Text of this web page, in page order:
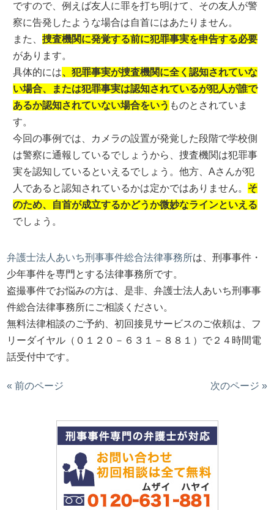
ですので、例えば友人に罪を打ち明けて、その友人が警
察に告発したような場合は自首にはあたりません。
また、捜査機関に発覚する前に犯罪事実を申告する必要
があります。
具体的には、犯罪事実が捜査機関に全く認知されていな
い場合、または犯罪事実は認知されているが犯人が誰で
あるか認知されていない場合をいう ものとされていま
す。
今回の事例では、カメラの設置が発覚した段階で学校側
は警察に通報しているでしょうから、捜査機関は犯罪事
実を認知しているといえるでしょう。他方、Aさんが犯
人であると認知されているかは定かではありません。 そ
のため、自首が成立するかどうか微妙なラインといえる
でしょう。
弁護士法人あいち刑事事件総合法律事務所は、刑事事件・
少年事件を専門とする法律事務所です。
盗撮事件でお悩みの方は、是非、弁護士法人あいち刑事事
件総合法律事務所にご相談ください。
無料法律相談のご予約、初回接見サービスのご依頼は、フ
リーダイヤル（０１２０－６３１－８８１）で２４時間電
話受付中です。
« 前のページ 次のページ »